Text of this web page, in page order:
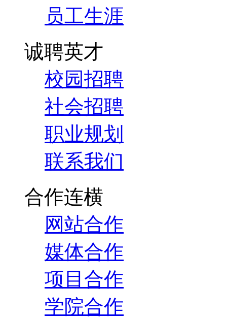
员工生涯
诚聘英才
校园招聘
社会招聘
职业规划
联系我们
合作连横
网站合作
媒体合作
项目合作
学院合作